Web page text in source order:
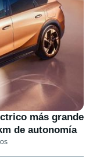
más grande
de autonomía